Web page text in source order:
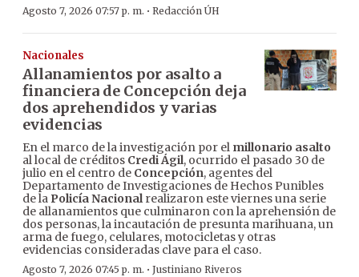
Agosto 7, 2026 07:57 p. m. · Redacción ÚH
Nacionales
Allanamientos por asalto a
financiera de Concepción deja
dos aprehendidos y varias
evidencias
En el marco de la investigación por el millonario asalto
al local de créditos Credi Ágil, ocurrido el pasado 30 de
julio en el centro de Concepción, agentes del
Departamento de Investigaciones de Hechos Punibles
de la Policía Nacionalrealizaron este viernes una serie
de allanamientos que culminaron con la aprehensión de
dos personas, la incautación de presunta marihuana, un
arma de fuego, celulares, motocicletas y otras
evidencias consideradas clave para el caso.
Agosto 7, 2026 07:45 p. m. · Justiniano Riveros